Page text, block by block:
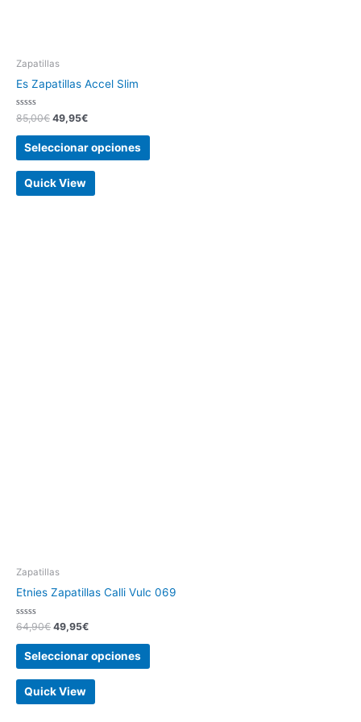
Zapatillas
Es Zapatillas Accel Slim
Valorado
con
0
de
85,00€ 49,95€
Seleccionar opciones
Quick View
Zapatillas
Etnies Zapatillas Calli Vulc 069
Valorado
0
de
64,90€ 49,95€
Seleccionar opciones
Quick View